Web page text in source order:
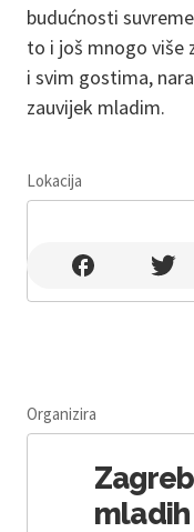
budućnosti
to i još mnogo više
i svim gostima,
zauvijek mladim.
Lokacija
Organizira
mladih